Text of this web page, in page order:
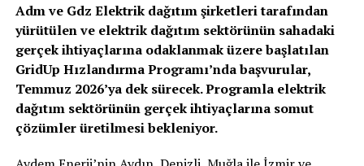
Adm ve Gdz Elektrik dağıtım şirketleri tarafından
yürütülen ve elektrik dağıtım sektörünün sahadaki
gerçek ihtiyaçlarına odaklanmak üzere başlatılan
GridUp Hızlandırma Programı’nda başvurular,
Temmuz 2026’ya dek sürecek. Programla elektrik
dağıtım sektörünün gerçek ihtiyaçlarına somut
çözümler üretilmesi bekleniyor.